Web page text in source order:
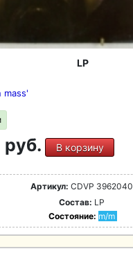
LP
mass'
В корзину
Артикул: CDVP 3962040
Состав: LP
Состояние: m/m